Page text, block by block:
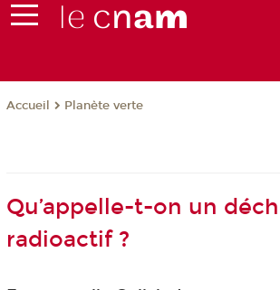
Accueil Planète verte
Qu’appelle-t-on un
radioactif ?